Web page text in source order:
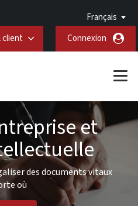
Français
client
Connexion
et
des documents vitaux
où